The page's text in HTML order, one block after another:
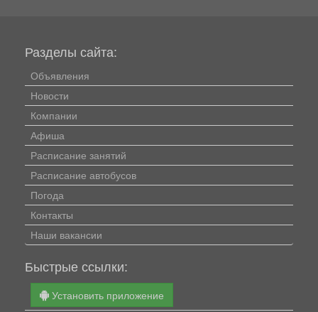
Разделы сайта:
Объявления
Новости
Компании
Афиша
Расписание занятий
Расписание автобусов
Погода
Контакты
Наши вакансии
Быстрые ссылки:
Установить приложение